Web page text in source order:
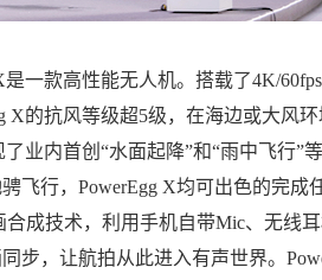
一款高性能无人机。搭载了4K/
X的抗风等级超5级，在海边或大风
业内首创“水面起降”和“雨中飞行”
飞行，PowerEgg X均可出色的完成
成技术，利用手机自带Mic、无线
步，让航拍从此进入有声世界。